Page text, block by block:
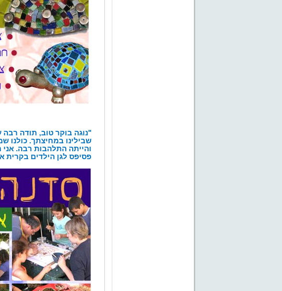
"נוגה בוקר טוב, תודה
שבילינו במחיצתך. כולנו
והייתה התלהבות רבה.
פסיפס לגן הילדים בקרית